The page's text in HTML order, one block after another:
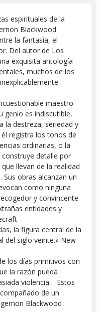
espirituales de la
Blackwood
la fantasía, el
Del autor de Los
exquisita antología
muchos de los
maestro
genio es indiscutible,
la destreza, seriedad y
registra los tonos de
ordinarias, o la
detalle por
llevan de la realidad
obras alcanzan un
como ninguna
y convincente
entidades y
la figura central de la
del siglo veinte.» New
los días primitivos con
la razón pueda
violencia… Estos
de un
Blackwood